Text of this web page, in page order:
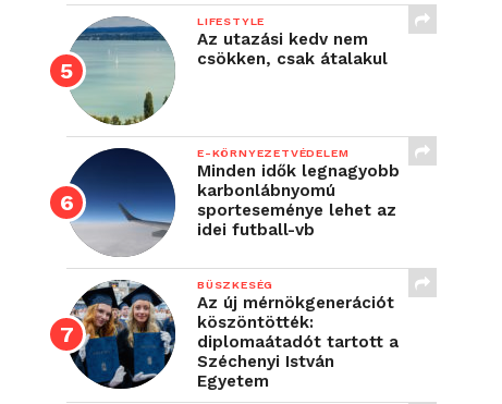
LIFESTYLE
Az utazási kedv nem
csökken, csak átalakul
E-KÖRNYEZETVÉDELEM
Minden idők legnagyobb
karbonlábnyomú
sporteseménye lehet az
idei futball-vb
BÜSZKESÉG
Az új mérnökgenerációt
köszöntötték:
diplomaátadót tartott a
Széchenyi István
Egyetem